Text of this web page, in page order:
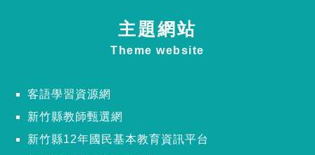
主題網站
Theme website
客語學習資源網
新竹縣教師甄選網
新竹縣12年國民基本教育資訊平台